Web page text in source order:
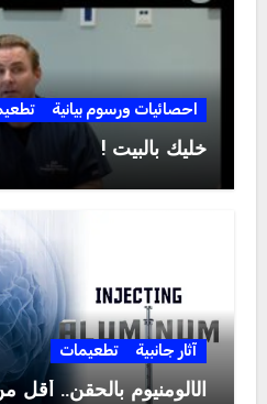
احصائيات ورسوم بيانية
خليك بالبيت !
آثار جانبية تطعيمات
الألومنيوم بالحقن.. أقل